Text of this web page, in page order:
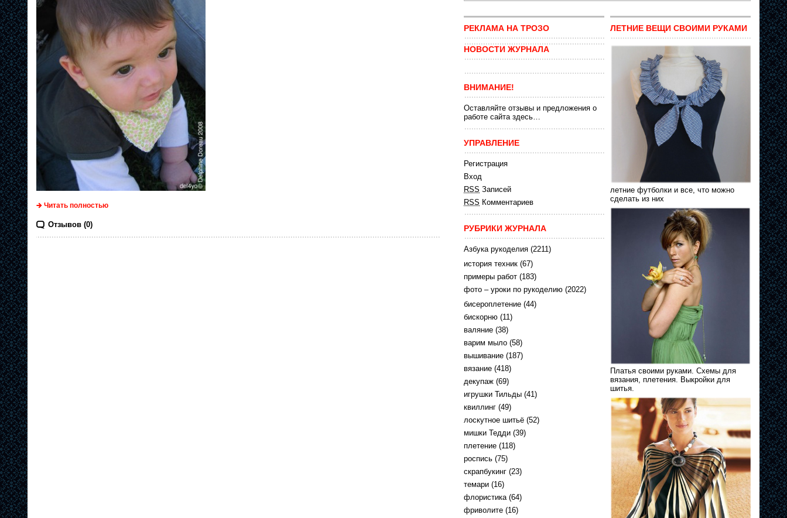
Читать полностью
Отзывов (0)
РЕКЛАМА НА ТРОЗО
НОВОСТИ ЖУРНАЛА
ВНИМАНИЕ!
Оставляйте отзывы и предложения о
работе сайта здесь…
УПРАВЛЕНИЕ
Регистрация
Вход
RSS Записей
RSS Комментариев
РУБРИКИ ЖУРНАЛА
Азбука рукоделия (2211)
история техник (67)
примеры работ (183)
фото – уроки по рукоделию (2022)
бисероплетение (44)
бискорню (11)
валяние (38)
варим мыло (58)
вышивание (187)
вязание (418)
декупаж (69)
игрушки Тильды (41)
квиллинг (49)
лоскутное шитьё (52)
мишки Тедди (39)
плетение (118)
роспись (75)
скрапбукинг (23)
темари (16)
флористика(64)
фриволите (16)
ЛЕТНИЕ ВЕЩИ СВОИМИ РУКАМИ
летние футболки и все, что можно
сделать из них
Платья своими руками. Схемы для
вязания, плетения. Выкройки для
шитья.